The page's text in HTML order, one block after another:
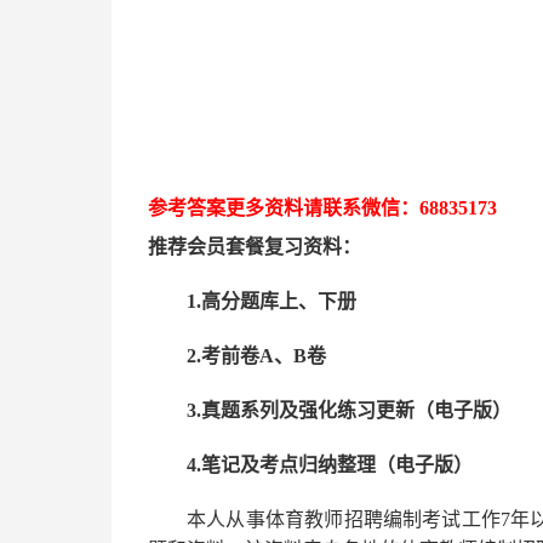
参考答案更多资料请联系微信： 68835173
推荐会员套餐复习资料：
1.高分题库上、下册
2.考前卷A、B卷
3.真题系列及强化练习更新（电子版）
4.笔记及考点归纳整理（电子版）
本人从事体育教师招聘编制考试工作7年